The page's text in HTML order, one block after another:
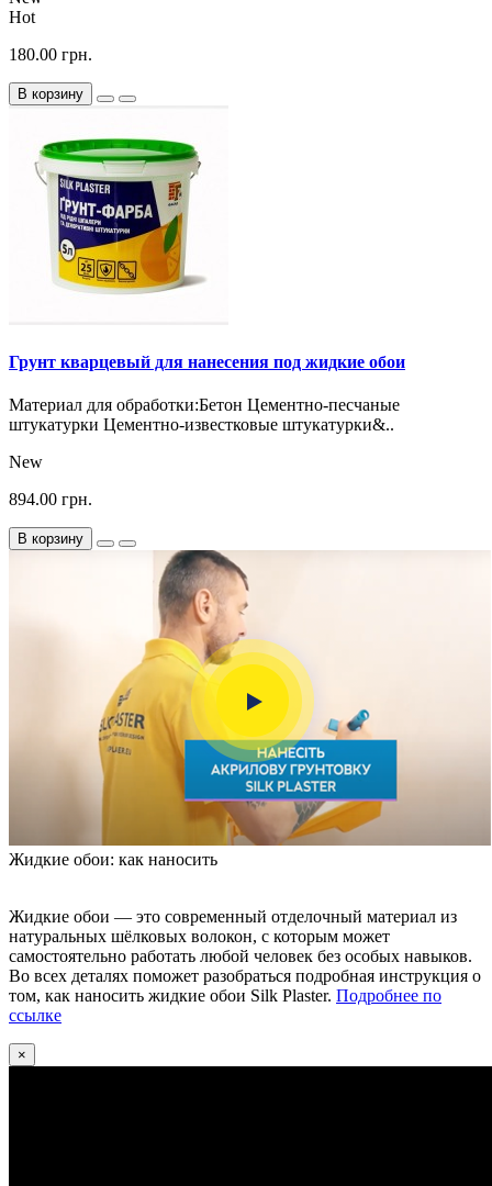
Hot
180.00 грн.
В корзину
Грунт кварцевый для нанесения под жидкие обои
Материал для обработки:Бетон Цементно-песчаные
штукатурки Цементно-известковые штукатурки&..
New
894.00 грн.
В корзину
Жидкие обои: как наносить
Жидкие обои — это современный отделочный материал из
натуральных шёлковых волокон, с которым может
самостоятельно работать любой человек без особых навыков.
Во всех деталях поможет разобраться подробная инструкция о
том, как наносить жидкие обои Silk Plaster. Подробнее по
ссылке
×